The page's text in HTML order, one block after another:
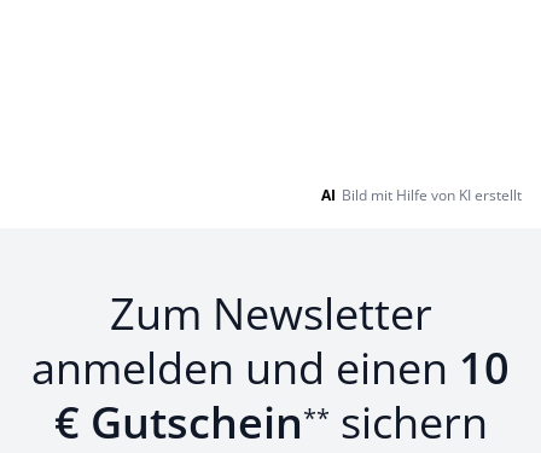
AI Bild mit Hilfe von KI erstellt
Zum Newsletter
anmelden und einen 10
€ Gutschein** sichern